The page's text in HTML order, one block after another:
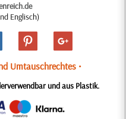
Englisch)
Umtauschrechtes •
und aus Plastik.